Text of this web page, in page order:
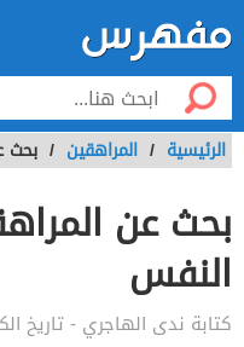
الرئيسية / المراهقين / بحث
بحث عن
النفس
كتابة ندى الهاجري - تاريخ